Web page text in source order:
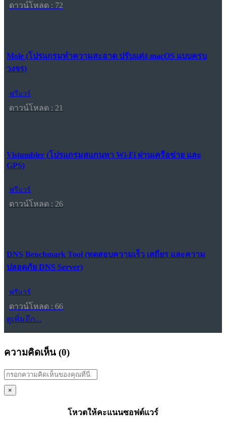
ดาวน์โหลด : 72
Mole (โปรแกรมทำความสะอาด ปรับแต่ง macOS แบบครบ
วงจร)
ฟรีแวร์
ดาวน์โหลด : 21
Vistumbler (โปรแกรมสแกนหา Wi-Fi ผ่านเครือข่าย และ
GPS)
ฟรีแวร์
ดาวน์โหลด : 26
DNS Benchmark Tool (ทดสอบความเร็ว เสถียร และความ
ปลอดภัย DNS Server)
ฟรีแวร์
ดาวน์โหลด : 66
ดูเพิ่มอีก...
ความคิดเห็น (0)
×
โหวตให้คะแนนซอฟต์แวร์